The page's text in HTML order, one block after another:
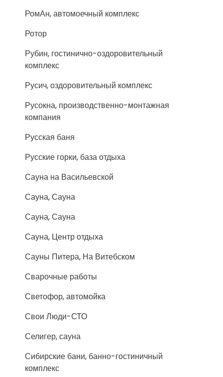
РомАн, автомоечный комплекс
Ротор
Рубин, гостинично-оздоровительный
комплекс
Русич, оздоровительный комплекс
Русокна, производственно-монтажная
компания
Русская баня
Русские горки, база отдыха
Сауна на Васильевской
Сауна, Сауна
Сауна, Сауна
Сауна, Центр отдыха
Сауны Питера, На Витебском
Сварочные работы
Светофор, автомойка
Свои Люди-СТО
Селигер, сауна
Сибирские бани, банно-гостиничный
комплекс